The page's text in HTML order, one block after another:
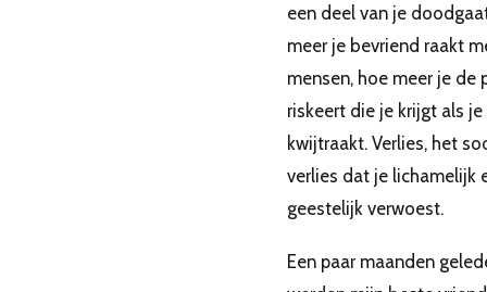
een deel van je
meer je bevriend raakt
mensen, hoe meer je de
riskeert die je krijgt als je
kwijtraakt. Verlies, het
verlies dat je lichamelijk
geestelijk verwoest.
Een paar maanden